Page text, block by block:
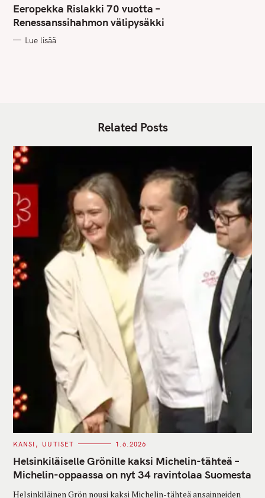
T
E
G
O
I
Eeropekka Rislakki 70 vuotta –
Renessanssihahmon välipysäkki
Lue lisää
Related Posts
C
T
E
G
O
I
KANSI UUTISET 1.6.2026
Helsinkiläiselle Grönille kaksi Michelin-tähteä –
Michelin-oppaassa on nyt 34 ravintolaa Suomesta
Helsinkiläinen Grön nousi kaksi Michelin-tähteä ansainneiden